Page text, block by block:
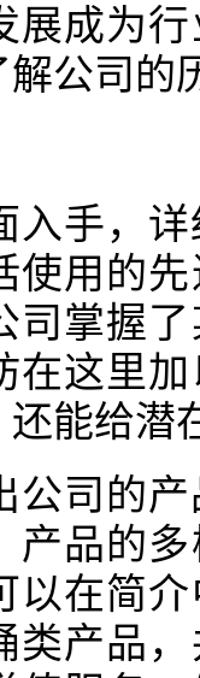
展成为
公司的
入手，
使用的
司掌握
在这里
能给潜
公司的
产品的
以在简
类产品